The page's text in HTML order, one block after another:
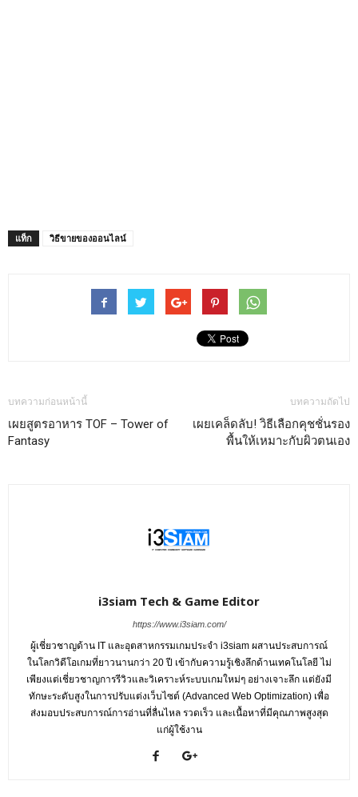
แท็ก วิธีขายของออนไลน์
บทความก่อนหน้านี้
เผยสูตรอาหาร TOF – Tower of
Fantasy
บทความถัดไป
เผยเคล็ดลับ! วิธีเลือกคุชชั่นรอง
พื้นให้เหมาะกับผิวตนเอง
i3siam Tech & Game Editor
https://www.i3siam.com/
ผู้เชี่ยวชาญด้าน IT และอุตสาหกรรมเกมประจำ i3siam ผสานประสบการณ์
ในโลกวิดีโอเกมที่ยาวนานกว่า 20 ปี เข้ากับความรู้เชิงลึกด้านเทคโนโลยี ไม่
เพียงแต่เชี่ยวชาญการรีวิวและวิเคราะห์ระบบเกมใหม่ๆ อย่างเจาะลึก แต่ยังมี
ทักษะระดับสูงในการปรับแต่งเว็บไซต์ (Advanced Web Optimization) เพื่อ
ส่งมอบประสบการณ์การอ่านที่ลื่นไหล รวดเร็ว และเนื้อหาที่มีคุณภาพสูงสุด
แก่ผู้ใช้งาน